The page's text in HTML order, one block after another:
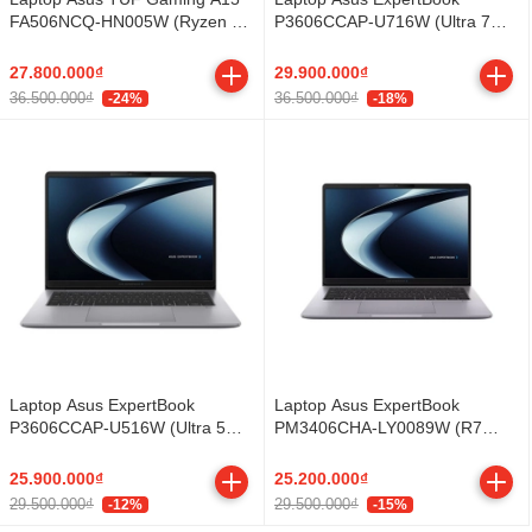
FA506NCQ-HN005W (Ryzen 7
3050 4GB | 15.6inch FHD
144Hz | Win 11 | Đen)
27.800.000₫
36.500.000₫ -24%
P3606CCAP-U716W (Ultra 7
inch WUXGA/ Win11/ Grey)
29.900.000₫
36.500.000₫ -18%
Laptop Asus ExpertBook
P3606CCAP-U516W (Ultra 5
inch WUXGA/ Win11/ Grey)
25.900.000₫
29.500.000₫ -12%
Laptop Asus ExpertBook
PM3406CHA-LY0089W (R7
inch WUXGA/ Win11/ Grey/ Vỏ
nhôm)
25.200.000₫
29.500.000₫ -15%